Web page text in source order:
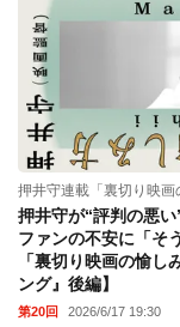
押井守連載「裏切り映画
押井守が“評判の悪い
ファンの不安に「そ
「裏切り映画の愉
ング』後編】
第20回 2026/6/17 19:30